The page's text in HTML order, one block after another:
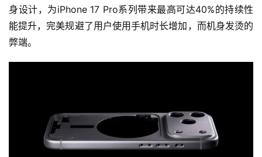
身设计，为iPhone 17 Pro系列带来最高可达40%的持续性
能提升，完美规避了用户使用手机时长增加，而机身发烫的
弊端。